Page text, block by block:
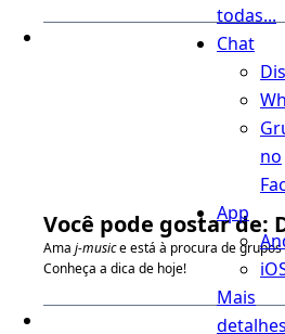
todas...
Chat
no
App
Mais
Você pode gostar de:
Ama j-musice está à procura de
Conheça a dica de hoje!